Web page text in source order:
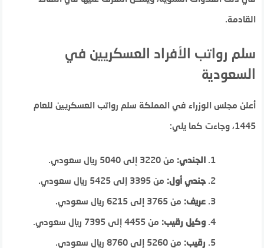
القادمة.
سلم رواتب الأفراد العسكريين في
السعودية
أعلن مجلس الوزراء في المملكة سلم رواتب العسكريين للعام
1445، وجاءت كما يلي:
الجندي: من 3220 إلى 5040 ريال سعودي.
جندي أول: من 3395 إلى 5425 ريال سعودي.
عريف: من 3765 إلى 6215 ريال سعودي.
وكيل رقيب: من 4455 إلى 7395 ريال سعودي.
رقيب: من 5260 إلى 8760 ريال سعودي.